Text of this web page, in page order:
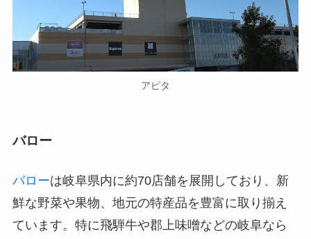
アピタ
バロー
バローは岐阜県内に約70店舗を展開しており、新
鮮な野菜や果物、地元の特産品を豊富に取り揃え
ています。特に飛騨牛や郡上味噌などの岐阜なら